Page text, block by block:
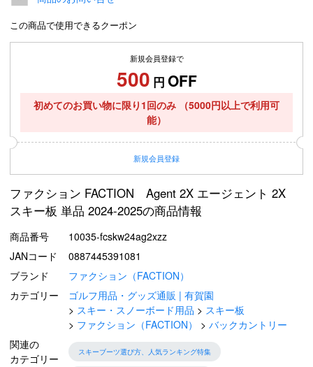
この商品で使用できるクーポン
新規会員登録で
500 円 OFF
初めてのお買い物に限り1回のみ
（5000円以上で利用可
能）
新規会員登録
ファクション FACTION Agent 2X エージェント 2X
スキー板 単品 2024-2025の商品情報
商品番号
10035-fcskw24ag2xzz
JANコード
0887445391081
ブランド
ファクション（FACTION）
カテゴリー
ゴルフ用品・グッズ通販 | 有賀園
スキー・スノーボード用品
スキー板
ファクション（FACTION）
バックカントリー
関連の
カテゴリー
スキーブーツ選び方、人気ランキング特集